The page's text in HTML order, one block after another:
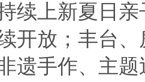
上新夏日亲
开放；丰台
遗手作、主